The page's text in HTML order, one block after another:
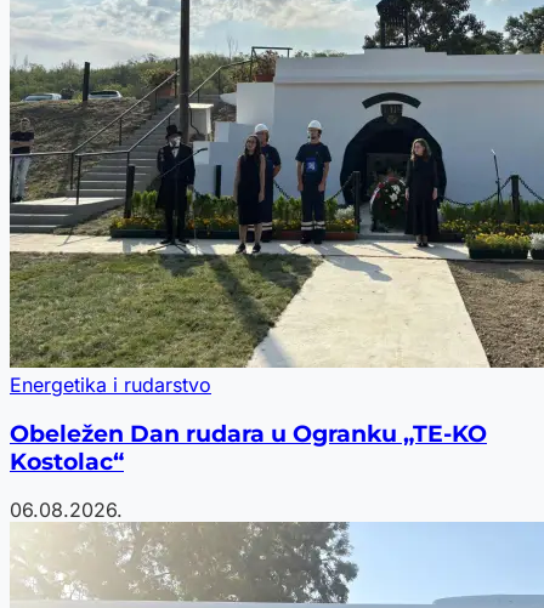
Energetika i rudarstvo
Obeležen Dan rudara u Ogranku „TE-KO
Kostolac“
06.08.2026.